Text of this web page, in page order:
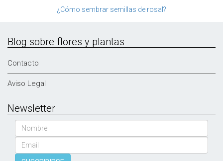
¿Cómo sembrar semillas de rosal?
Blog sobre flores y plantas
Contacto
Aviso Legal
Newsletter
Nombre
Email